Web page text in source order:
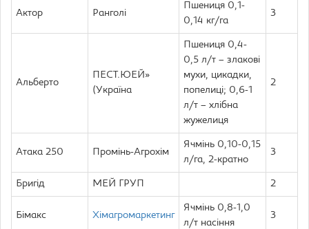
Актор Ранголі
Пшениця 0,1-
0,14 кг/га
3
Альберто
ПЕСТ.ЮЕЙ»
(Україна
Пшениця 0,4-
0,5 л/т – злакові
мухи, цикадки,
попелиці; 0,6-1
л/т – хлібна
жужелиця
2
Атака 250 Промінь-Агрохім
Ячмінь 0,10-0,15
л/га, 2-кратно
3
Бригід МЕЙ ГРУП 2
Бімакс Хімагромаркетинг
Ячмінь 0,8-1,0
л/т насіння
3